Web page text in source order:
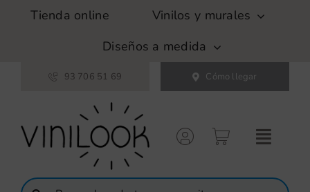
SaltarTienda online
Vinilos y murales
Diseños a medida
93 706 51 69 Cómo llegar
Buscar: